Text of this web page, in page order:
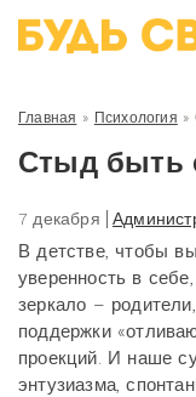
Главная » Психология »
Стыд быть
7 декабря
В детстве, чтобы
уверенность в
зеркало –
поддержки
проекций. И наше
энтузиазма,